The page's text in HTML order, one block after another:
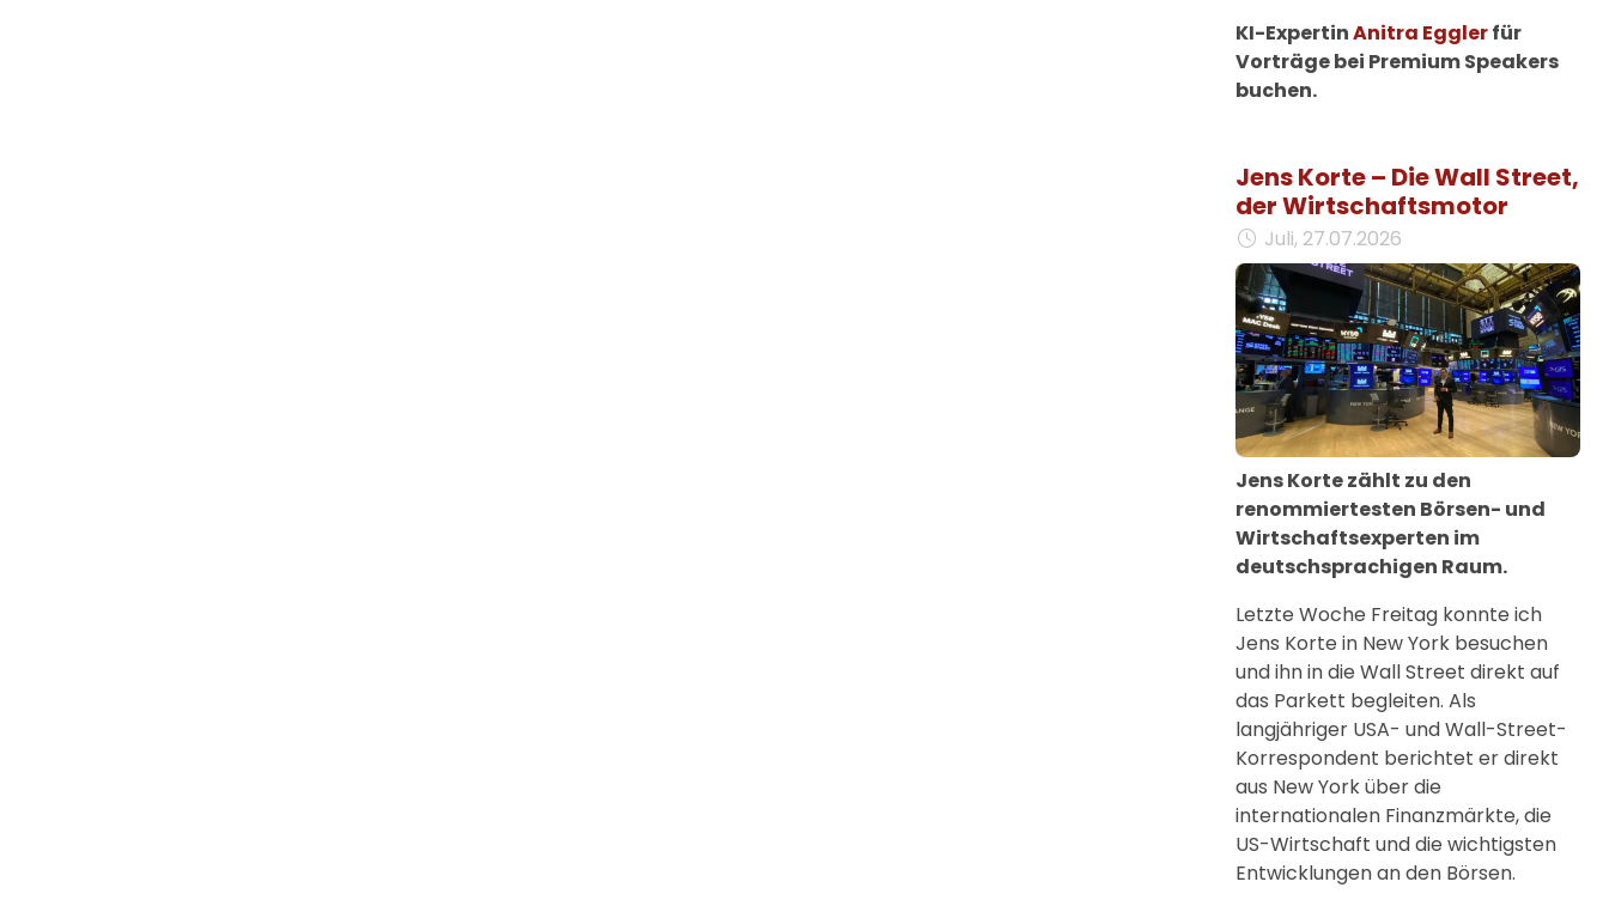
KI-ExpertinAnitra Egglerfür
Vorträge bei Premium Speakers
buchen.
Jens Korte – Die Wall Street,
der Wirtschaftsmotor
Juli, 27.07.2026
Jens Korte zählt zu den
renommiertesten Börsen- und
Wirtschaftsexperten im
deutschsprachigen Raum.
Letzte Woche Freitag konnte ich
Jens Korte in New York besuchen
und ihn in die Wall Street direkt auf
das Parkett begleiten. Als
langjähriger USA- und Wall-Street-
Korrespondent berichtet er direkt
aus New York über die
internationalen Finanzmärkte, die
US-Wirtschaft und die wichtigsten
Entwicklungen an den Börsen.